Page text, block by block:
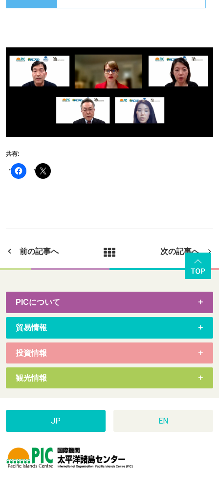
共有:
前の記事へ 次の記事へ
PICについて
貿易情報
投資情報
観光情報
JP EN